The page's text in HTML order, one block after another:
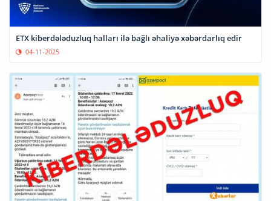
ETX kiberdələduzluq halları ilə bağlı əhaliyə xəbərdarlıq edir
04-11-2025